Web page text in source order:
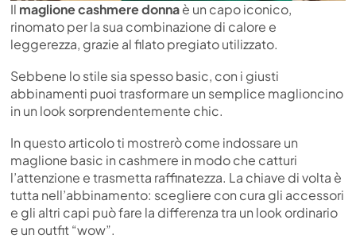
Il maglione cashmere donnaè un capo iconico,
rinomato per la sua combinazione di calore e
leggerezza, grazie al filato pregiato utilizzato.
Sebbene lo stile sia spesso basic, con i giusti
abbinamenti puoi trasformare un semplice maglioncino
in un look sorprendentemente chic.
In questo articolo ti mostrerò come indossare un
maglione basic in cashmere in modo che catturi
l’attenzione e trasmetta raffinatezza. La chiave di volta è
tutta nell’abbinamento: scegliere con cura gli accessori
e gli altri capi può fare la differenza tra un look ordinario
e un outfit “wow”.